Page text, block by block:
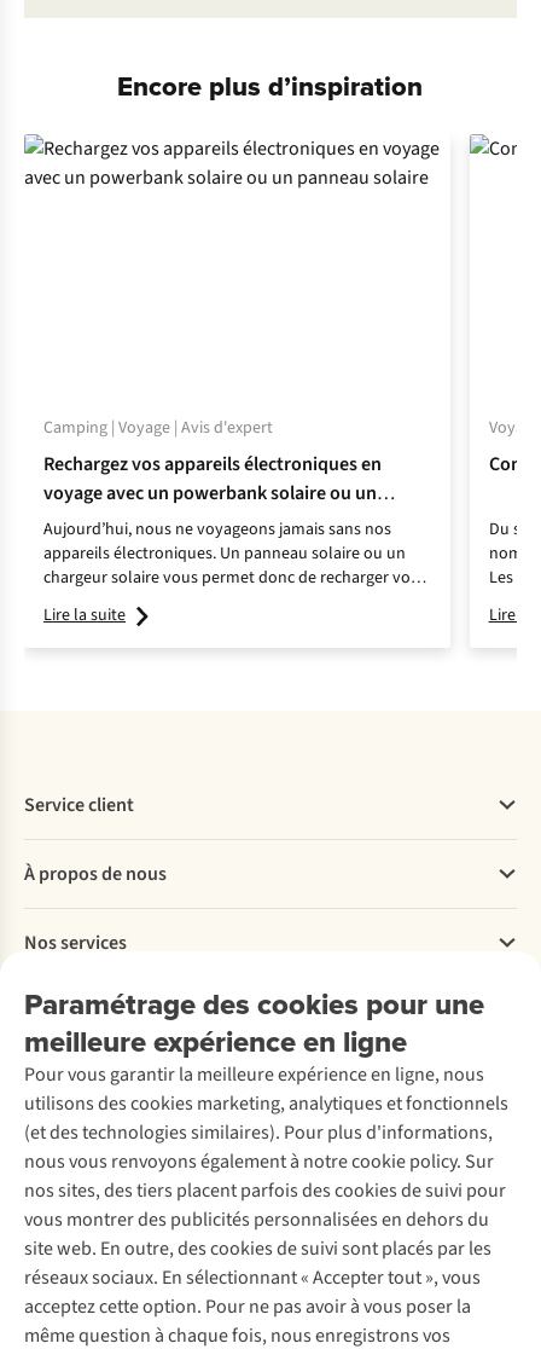
Encore plus d’inspiration
Camping | Voyage | Avis d'expert
Rechargez vos appareils électroniques en
voyage avec un powerbank solaire ou un
panneau solaire
Aujourd’hui, nous ne voyageons jamais sans nos
appareils électroniques. Un panneau solaire ou un
chargeur solaire vous permet donc de recharger vos
appareils lorsque vous voyagez loin de la civilisation.
Lire la suite
Du
Les
vos
Lire la
Paramétrage des cookies pour une
meilleure expérience en ligne
Pour vous garantir la meilleure expérience en ligne, nous
utilisons des cookies marketing, analytiques et fonctionnels
(et des technologies similaires). Pour plus d'informations,
nous vous renvoyons également à notre cookie policy. Sur
nos sites, des tiers placent parfois des cookies de suivi pour
vous montrer des publicités personnalisées en dehors du
site web. En outre, des cookies de suivi sont placés par les
réseaux sociaux. En sélectionnant « Accepter tout », vous
acceptez cette option. Pour ne pas avoir à vous poser la
même question à chaque fois, nous enregistrons vos
Service client
Commander
Payer
Livraison
Rétractation d'une commande
Entretien & réparations
Garantie
Contactez-nous
À propos de nous
Explore More
À propos d’Ayacucho
Nos magasins
À propos d’A.S.Adventure
Déclaration d'accessibilité
Nos services
Location / Location sports d’hiver
Entretien de ski
Service de lavage
Entretien de chaussures
Réparation de chaussures
Réparation de vêtements
Retouches
Pour les entreprises
Découvrez
A.S.Magazine
Explore Camp
Gear Check
Expertise & conseils
Abonnez-vous à la newsletter
Suivez-nous